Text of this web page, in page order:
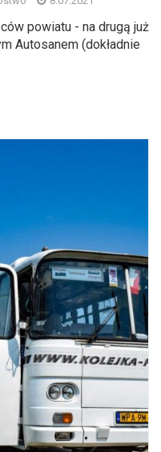
powiatu - na drugą już
Autosanem (dokładnie